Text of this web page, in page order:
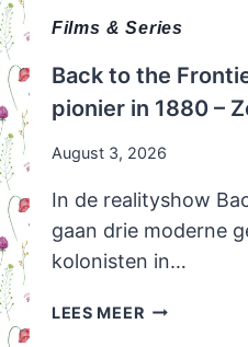
Films & Series
Back to the
pionier in 1880 –
August 3, 2026
In de realityshow
gaan drie moderne
kolonisten in…
LEES MEERBACK